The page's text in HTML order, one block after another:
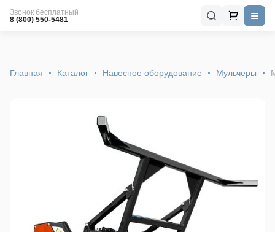
Звонок бесплатный
8 (800) 550-5481
Главная Каталог Навесное оборудование Мульчеры